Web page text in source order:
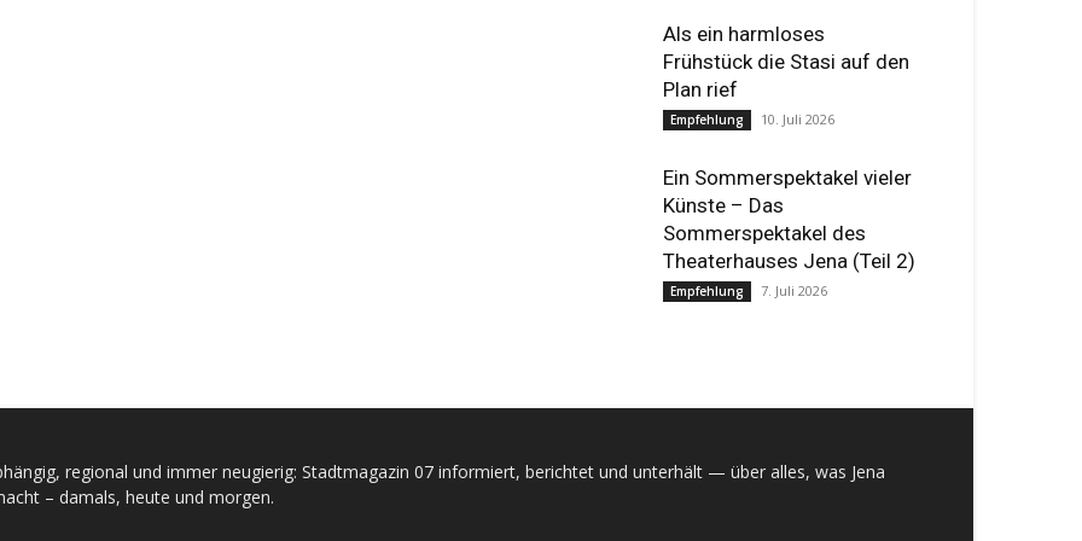
Als ein harmloses
Frühstück die Stasi auf den
Plan rief
Empfehlung 10. Juli 2026
Ein Sommerspektakel vieler
Künste – Das
Sommerspektakel des
Theaterhauses Jena (Teil 2)
Empfehlung 7. Juli 2026
regional und immer neugierig: Stadtmagazin 07 informiert, berichtet und unterhält — über alles, was Jena
– damals, heute und morgen.